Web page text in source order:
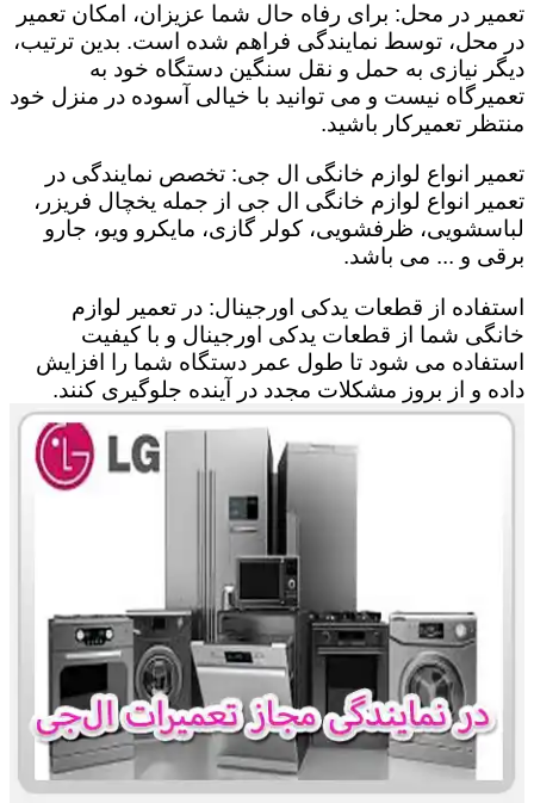
تعمیر در محل: برای رفاه حال شما عزیزان، امکان تعمیر
در محل، توسط نمایندگی فراهم شده است. بدین ترتیب،
دیگر نیازی به حمل و نقل سنگین دستگاه خود به
تعمیرگاه نیست و می توانید با خیالی آسوده در منزل خود
منتظر تعمیرکار باشید.
تعمیر انواع لوازم خانگی ال جی: تخصص نمایندگی در
تعمیر انواع لوازم خانگی ال جی از جمله یخچال فریزر،
لباسشویی، ظرفشویی، کولر گازی، مایکرو ویو، جارو
برقی و ... می باشد.
استفاده از قطعات یدکی اورجینال: در تعمیر لوازم
خانگی شما از قطعات یدکی اورجینال و با کیفیت
استفاده می شود تا طول عمر دستگاه شما را افزایش
داده و از بروز مشکلات مجدد در آینده جلوگیری کنند.